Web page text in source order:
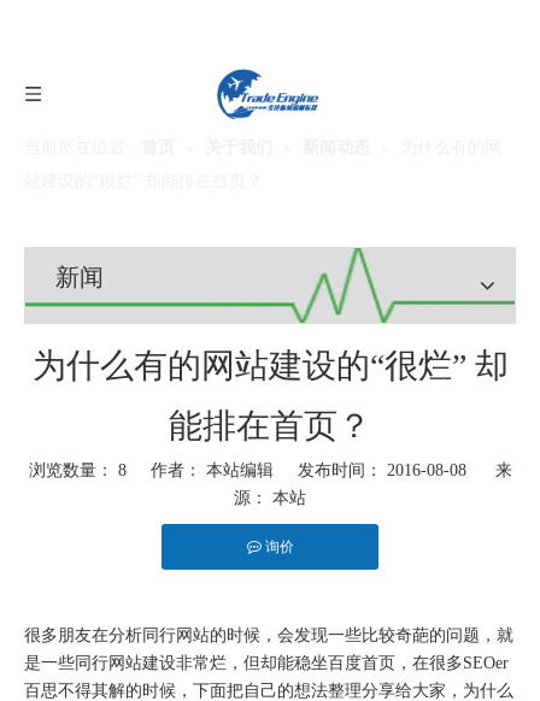
新闻
为什么有的网站建设的“很烂” 却
能排在首页？
浏览数量： 8作者： 本站编辑 发布时间： 2016-08-08 来
源： 本站
询价
很多朋友在分析同行网站的时候，会发现一些比较奇葩的问题，就
是一些同行网站建设非常烂，但却能稳坐百度首页，在很多SEOer
百思不得其解的时候，下面把自己的想法整理分享给大家，为什么